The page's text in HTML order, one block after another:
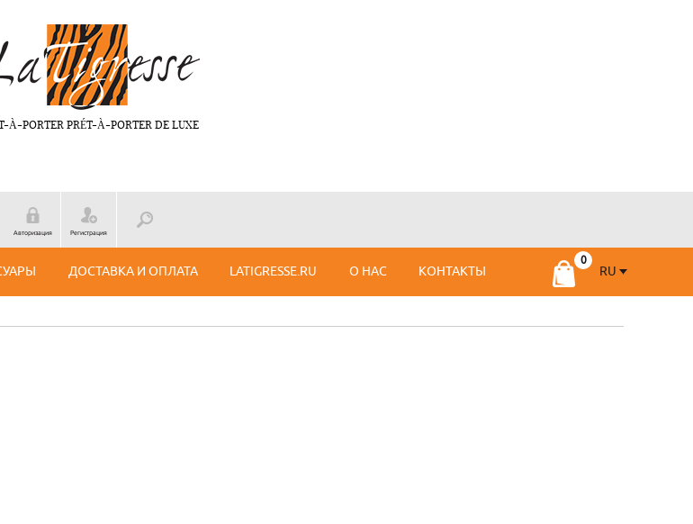
À-PORTER PRÉT-À-PORTER DE LUXE
Авторизация Регистрация
RU
ДОСТАВКА И ОПЛАТА LATIGRESSE.RU О НАС КОНТАКТЫ